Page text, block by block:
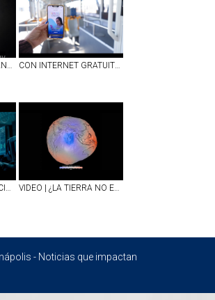
UNA NOCHE, DOS GRANDES ESPECTÁCULOS ASTRONÓMICOS: ECLIPSE TOTAL DE SOL Y LLUVIA DE ESTRELLAS CON INTERNET GRATUITO EN ESCUELAS, CAMIONES Y ESPACIOS PÚBLICOS, AGUASCALIENTES FORTALECE SU CONECTIVIDAD
AUMENTAN 38 % LOS CIBERATAQUES EN MÉXICO; REPORTAN DÉFICIT DE 77 MIL EXPERTOS PARA COMBATIRLOS VIDEO | ¿LA TIERRA NO ES REDONDA?; NASA DIFUNDE IMAGEN INÉDITA DEL PLANETA Y ASÍ DE IMPRESIONANTE LUCE
- Noticias que impactan